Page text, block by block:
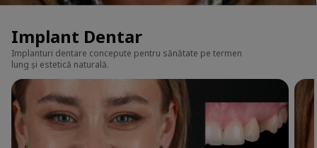
Implant Dentar
Implanturi dentare concepute pentru sănătate pe termen
lung și estetică naturală.